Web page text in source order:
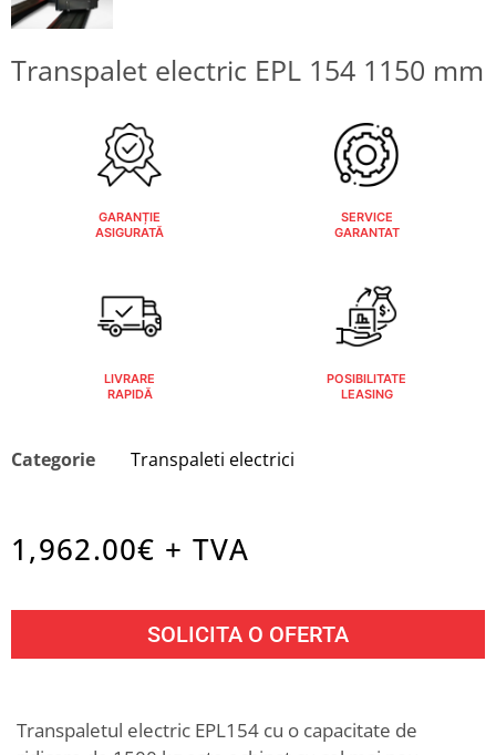
Transpalet electric EPL 154 1150 mm
GARANȚIE
ASIGURATĂ
SERVICE
GARANTAT
LIVRARE
RAPIDĂ
POSIBILITATE
LEASING
Categorie Transpaleti electrici
1,962.00€ + TVA
SOLICITA O OFERTA
Transpaletul electric EPL154 cu o capacitate de